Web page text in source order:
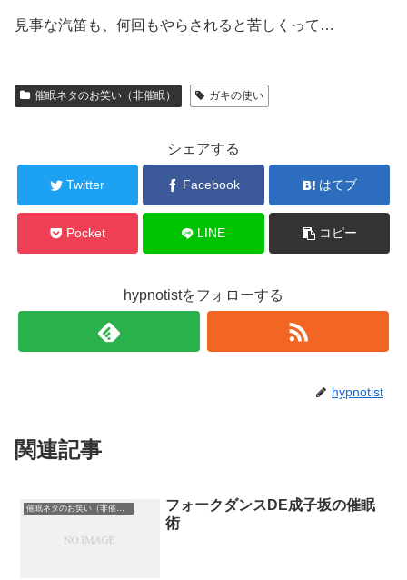
見事な汽笛も、何回もやらされると苦しくって…
催眠ネタのお笑い（非催眠） ガキの使い
シェアする
Twitter Facebook はてブ
Pocket LINE コピー
hypnotistをフォローする
hypnotist
関連記事
催眠ネタのお笑い（非催眠）
フォークダンスDE成子坂の催眠
術